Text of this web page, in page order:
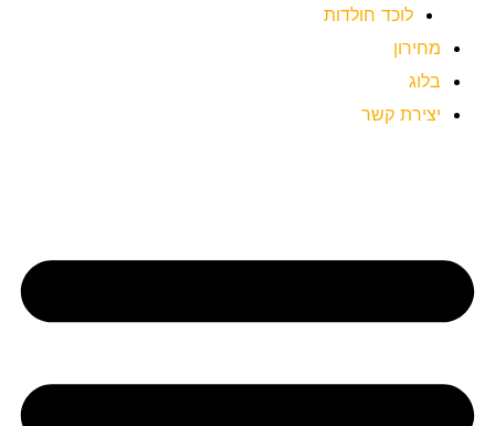
לוכד חולדות
מחירון
בלוג
יצירת קשר